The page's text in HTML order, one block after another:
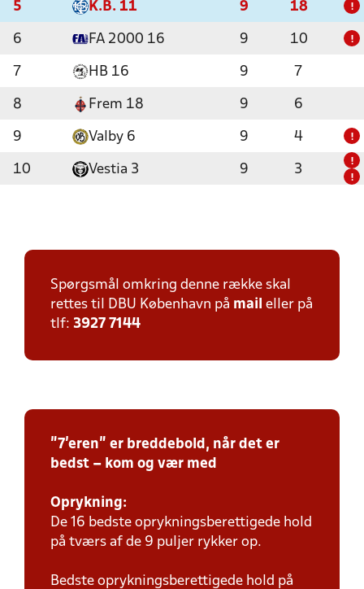
5 K.B. 11 9 18 !
6 FA 2000 16 9 10 !
7 HB 16 9 7
8 Frem 18 9 6
9 Valby 6 9 4 !
10 Vestia 3 9 3
!
!
Spørgsmål omkring denne række skal
rettes til DBU København på mail eller på
tlf: 3927 7144
"7'eren" er breddebold, når det er
bedst – kom og vær med
Oprykning:
De 16 bedste oprykningsberettigede hold
på tværs af de 9 puljer rykker op.
Bedste oprykningsberettigede hold på